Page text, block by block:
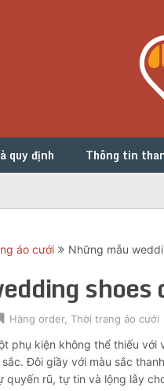
quy định Thông tin
áo cưới Những mẫu
Hàng order, Thời trang áo cưới
phụ kiện không thể thiếu với
Đôi giầy với màu sắc
quyến rũ, tự tin và lộng lẫy